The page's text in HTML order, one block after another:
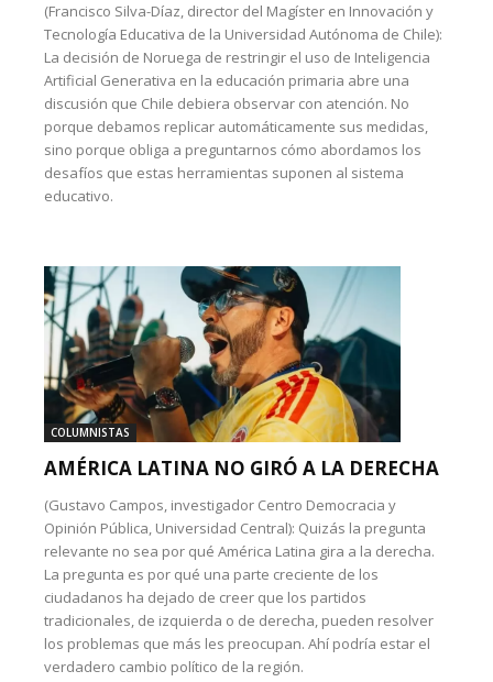
(Francisco Silva-Díaz, director del Magíster en Innovación y
Tecnología Educativa de la Universidad Autónoma de Chile):
La decisión de Noruega de restringir el uso de Inteligencia
Artificial Generativa en la educación primaria abre una
discusión que Chile debiera observar con atención. No
porque debamos replicar automáticamente sus medidas,
sino porque obliga a preguntarnos cómo abordamos los
desafíos que estas herramientas suponen al sistema
educativo.
COLUMNISTAS
AMÉRICA LATINA NO GIRÓ A LA DERECHA
(Gustavo Campos, investigador Centro Democracia y
Opinión Pública, Universidad Central): Quizás la pregunta
relevante no sea por qué América Latina gira a la derecha.
La pregunta es por qué una parte creciente de los
ciudadanos ha dejado de creer que los partidos
tradicionales, de izquierda o de derecha, pueden resolver
los problemas que más les preocupan. Ahí podría estar el
verdadero cambio político de la región.